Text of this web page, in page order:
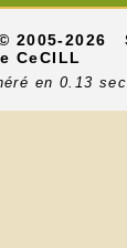
2005-2026
CeCILL
en 0.13